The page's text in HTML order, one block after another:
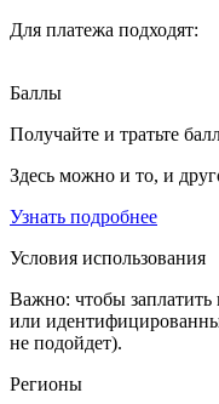
Для платежа подходят:
Баллы
Получайте и тратьте
Здесь можно и то, и
Узнать подробнее
Условия использования
Важно: чтобы
или
не подойдет).
Регионы